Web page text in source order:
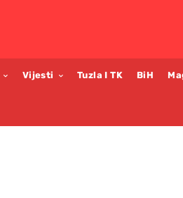
Vijesti Tuzla I TK BiH